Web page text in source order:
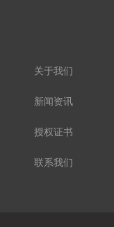
关于我们
新闻资讯
授权证书
联系我们